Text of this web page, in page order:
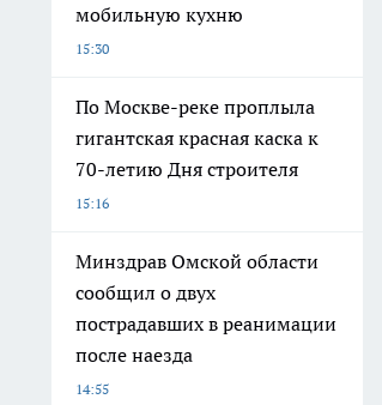
мобильную кухню
15:30
По Москве-реке проплыла
гигантская красная каска к
70-летию Дня строителя
15:16
Минздрав Омской области
сообщил о двух
пострадавших в реанимации
после наезда
14:55